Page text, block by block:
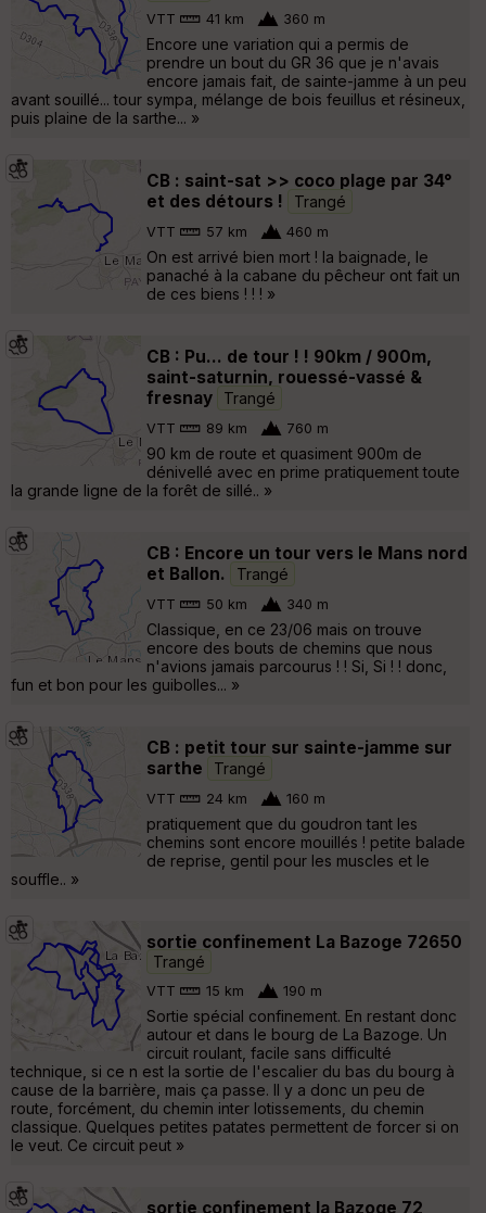
VTT 41 km 360 m
Encore une variation qui a permis de
prendre un bout du GR 36 que je n'avais
encore jamais fait, de sainte-jamme à un peu
avant souillé... tour sympa, mélange de bois feuillus et résineux,
puis plaine de la sarthe... »
CB : saint-sat >> coco plage par 34°
et des détours !
Trangé
VTT 57 km 460 m
On est arrivé bien mort ! la baignade, le
panaché à la cabane du pêcheur ont fait un
de ces biens ! ! ! »
CB : Pu... de tour ! ! 90km / 900m,
saint-saturnin, rouessé-vassé &
fresnay
Trangé
VTT 89 km 760 m
90 km de route et quasiment 900m de
dénivellé avec en prime pratiquement toute
la grande ligne de la forêt de sillé.. »
CB : Encore un tour vers le Mans nord
et Ballon.
Trangé
VTT 50 km 340 m
Classique, en ce 23/06 mais on trouve
encore des bouts de chemins que nous
n'avions jamais parcourus ! ! Si, Si ! ! donc,
fun et bon pour les guibolles... »
CB : petit tour sur sainte-jamme sur
sarthe
Trangé
VTT 24 km 160 m
pratiquement que du goudron tant les
chemins sont encore mouillés ! petite balade
de reprise, gentil pour les muscles et le
souffle.. »
sortie confinement La Bazoge 72650
Trangé
VTT 15 km 190 m
Sortie spécial confinement. En restant donc
autour et dans le bourg de La Bazoge. Un
circuit roulant, facile sans difficulté
technique, si ce n est la sortie de l'escalier du bas du bourg à
cause de la barrière, mais ça passe. Il y a donc un peu de
route, forcément, du chemin inter lotissements, du chemin
classique. Quelques petites patates permettent de forcer si on
le veut. Ce circuit peut »
sortie confinement la Bazoge 72